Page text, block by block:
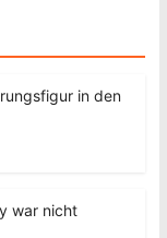
in den
war nicht